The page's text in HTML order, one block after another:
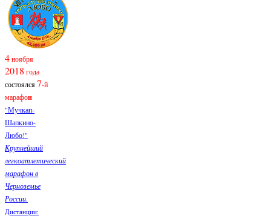
4ноября
2018 года
состоялся7-й
марафон
"Мучкап-
Шапкино-
Любо!"
Крупнейший
легкоатлетический
марафон в
Черноземье
России.
Дистанции: